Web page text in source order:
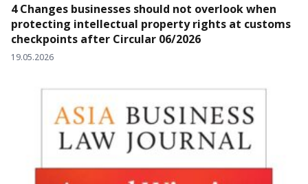
4 Changes businesses should not overlook when
protecting intellectual property rights at customs
checkpoints after Circular 06/2026
19.05.2026